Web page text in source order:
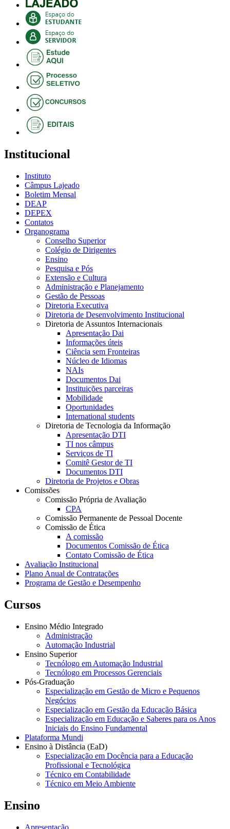
Institucional
Instituto
Câmpus Lajeado
Boletim Mensal
DEAP
DEPEX
Contatos
Organograma
Conselho Superior
Colégio de Dirigentes
Ensino
Pesquisa e Pós
Extensão e Cultura
Administração e Planejamento
Gestão de Pessoas
Diretoria Executiva
Diretoria de Desenvolvimento Institucional
Diretoria de Assuntos Internacionais
Apresentação Dai
Informações úteis
Ciência sem Fronteiras
Núcleo de Idiomas
NAIs
Documentos Dai
Instituições parceiras
Mobilidade
Oportunidades
International students
Diretoria de Tecnologia da Informação
Apresentação DTI
TI nos câmpus
Serviços de TI
Comitê Gestor de TI
Documentos DTI
Diretoria de Projetos e Obras
Comissões
Comissão Própria de Avaliação
CPA
Comissão Permanente de Pessoal Docente
Comissão de Ética
A comissão
Documentos Comissão de Ética
Contato Comissão de Ética
Avaliação Institucional
Plano Anual de Contratações
Programa de Gestão e Desempenho
Cursos
Ensino Médio Integrado
Administração
Automação Industrial
Ensino Superior
Tecnólogo em Automação Industrial
Tecnólogo em Processos Gerenciais
Pós-Graduação
Especialização em Gestão de Micro e Pequenos
Negócios
Especialização em Gestão da Educação Básica
Especialização em Educação e Saberes para os Anos
Iniciais do Ensino Fundamental
Plataforma Mundi
Ensino à Distância (EaD)
Especialização em Docência para a Educação
Profissional e Tecnológica
Técnico em Contabilidade
Técnico em Meio Ambiente
Ensino
Apresentação